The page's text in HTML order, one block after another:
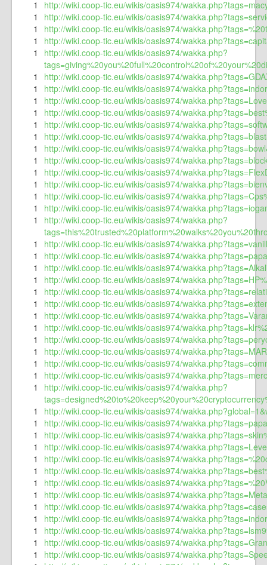
1
http://wiki.coop-tic.eu/wikis/oasis974/
1
http://wiki.coop-tic.eu/wikis/oasis974/
1
http://wiki.coop-tic.eu/wikis/oasis974/
1
http://wiki.coop-tic.eu/wikis/oasis974/
1
http://wiki.coop-tic.eu/wikis/oasis974/wakka.php?
1
http://wiki.coop-tic.eu/wikis/oasis974/
1
http://wiki.coop-tic.eu/wikis/oasis974/
1
http://wiki.coop-tic.eu/wikis/oasis974/
1
http://wiki.coop-tic.eu/wikis/oasis974/
1
http://wiki.coop-tic.eu/wikis/oasis974/
1
http://wiki.coop-tic.eu/wikis/oasis974/
1
http://wiki.coop-tic.eu/wikis/oasis974/
1
http://wiki.coop-tic.eu/wikis/oasis974/
1
http://wiki.coop-tic.eu/wikis/oasis974/
1
http://wiki.coop-tic.eu/wikis/oasis974/
1
http://wiki.coop-tic.eu/wikis/oasis974/
1
http://wiki.coop-tic.eu/wikis/oasis974/
1
http://wiki.coop-tic.eu/wikis/oasis974/wakka.php?
1
http://wiki.coop-tic.eu/wikis/oasis974/
1
http://wiki.coop-tic.eu/wikis/oasis974/
1
http://wiki.coop-tic.eu/wikis/oasis974/
1
http://wiki.coop-tic.eu/wikis/oasis974/
1
http://wiki.coop-tic.eu/wikis/oasis974/
1
http://wiki.coop-tic.eu/wikis/oasis974/
1
http://wiki.coop-tic.eu/wikis/oasis974/
1
http://wiki.coop-tic.eu/wikis/oasis974/
1
http://wiki.coop-tic.eu/wikis/oasis974/
1
http://wiki.coop-tic.eu/wikis/oasis974/
1
http://wiki.coop-tic.eu/wikis/oasis974/
1
http://wiki.coop-tic.eu/wikis/oasis974/
1
http://wiki.coop-tic.eu/wikis/oasis974/wakka.php?
1
http://wiki.coop-tic.eu/wikis/oasis974/
1
http://wiki.coop-tic.eu/wikis/oasis974/
1
http://wiki.coop-tic.eu/wikis/oasis974/
1
http://wiki.coop-tic.eu/wikis/oasis974/
1
http://wiki.coop-tic.eu/wikis/oasis974/
1
http://wiki.coop-tic.eu/wikis/oasis974/
1
http://wiki.coop-tic.eu/wikis/oasis974/
1
http://wiki.coop-tic.eu/wikis/oasis974/
1
http://wiki.coop-tic.eu/wikis/oasis974/
1
http://wiki.coop-tic.eu/wikis/oasis974/
1
http://wiki.coop-tic.eu/wikis/oasis974/
1
http://wiki.coop-tic.eu/wikis/oasis974/
1
http://wiki.coop-tic.eu/wikis/oasis974/